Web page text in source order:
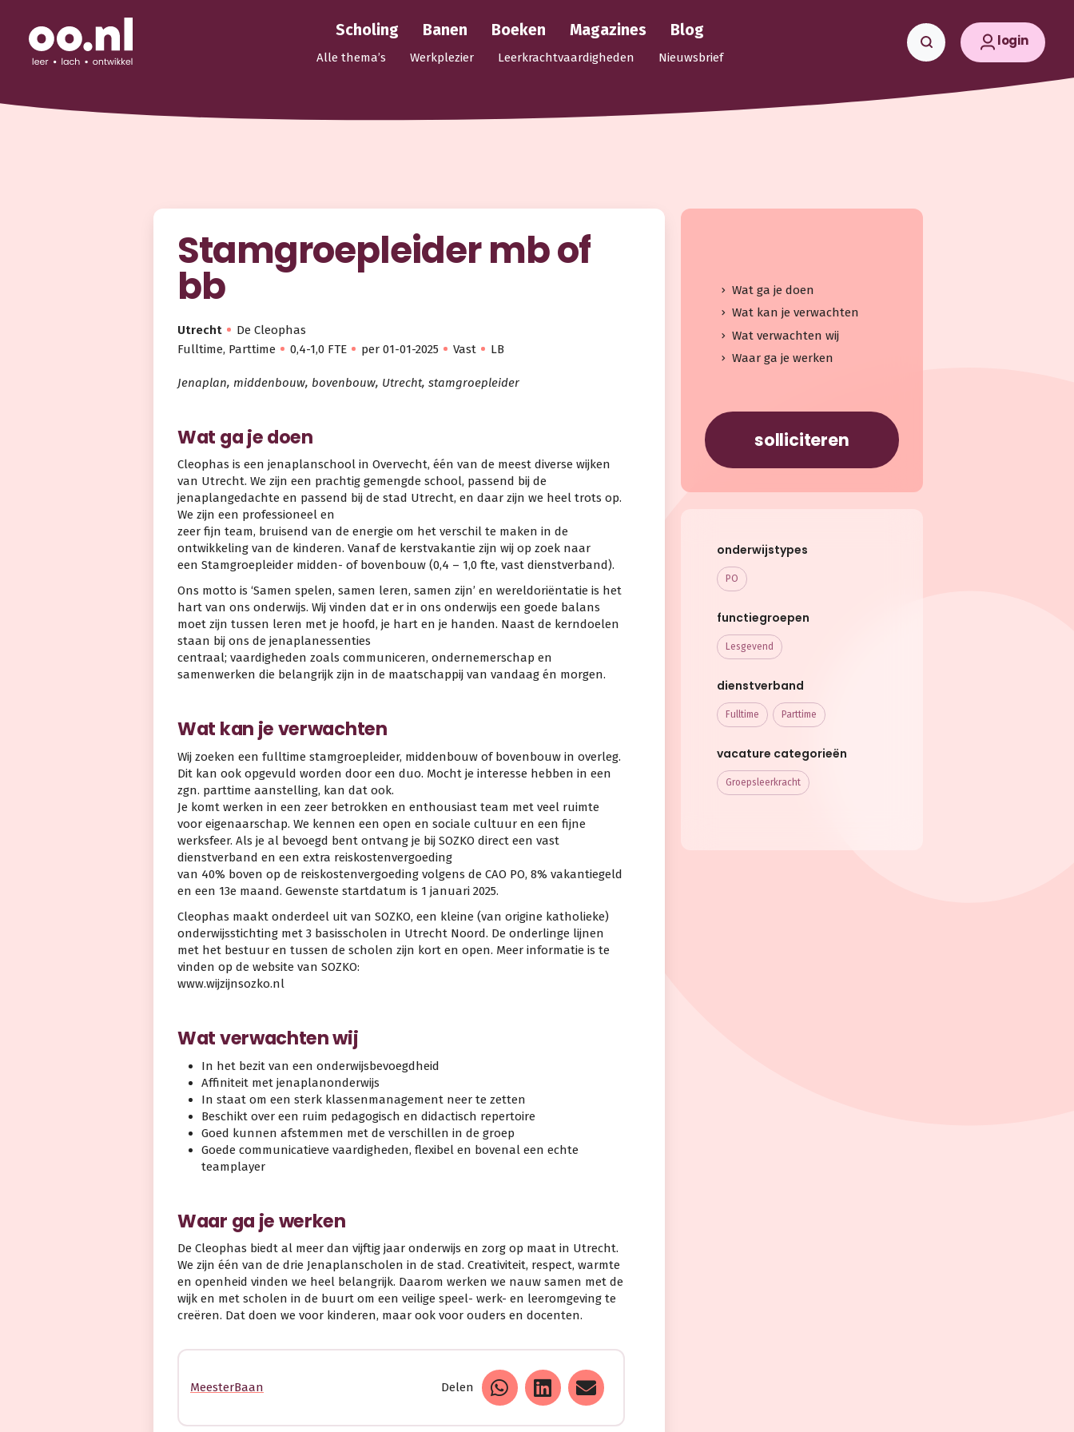
Scholing Banen Boeken Magazines Blog
Alle thema’s Werkplezier Leerkrachtvaardigheden Nieuwsbrief
login
Stamgroepleider mb of
bb
Utrecht
De Cleophas
Fulltime, Parttime
0,4-1,0 FTE per 01-01-2025 Vast LB
Jenaplan, middenbouw, bovenbouw, Utrecht, stamgroepleider
Wat ga je doen
Cleophas is een jenaplanschool in Overvecht, één van de meest diverse wijken
van Utrecht. We zijn een prachtig gemengde school, passend bij de
jenaplangedachte en passend bij de stad Utrecht, en daar zijn we heel trots op.
We zijn een professioneel en
zeer fijn team, bruisend van de energie om het verschil te maken in de
ontwikkeling van de kinderen. Vanaf de kerstvakantie zijn wij op zoek naar
een Stamgroepleider midden- of bovenbouw (0,4 – 1,0 fte, vast dienstverband).
Ons motto is ‘Samen spelen, samen leren, samen zijn’ en wereldoriëntatie is het
hart van ons onderwijs. Wij vinden dat er in ons onderwijs een goede balans
moet zijn tussen leren met je hoofd, je hart en je handen. Naast de kerndoelen
staan bij ons de jenaplanessenties
centraal; vaardigheden zoals communiceren, ondernemerschap en
samenwerken die belangrijk zijn in de maatschappij van vandaag én morgen.
Wat kan je verwachten
Wij zoeken een fulltime stamgroepleider, middenbouw of bovenbouw in overleg.
Dit kan ook opgevuld worden door een duo. Mocht je interesse hebben in een
zgn. parttime aanstelling, kan dat ook.
Je komt werken in een zeer betrokken en enthousiast team met veel ruimte
voor eigenaarschap. We kennen een open en sociale cultuur en een fijne
werksfeer. Als je al bevoegd bent ontvang je bij SOZKO direct een vast
dienstverband en een extra reiskostenvergoeding
van 40% boven op de reiskostenvergoeding volgens de CAO PO, 8% vakantiegeld
en een 13e maand. Gewenste startdatum is 1 januari 2025.
Cleophas maakt onderdeel uit van SOZKO, een kleine (van origine katholieke)
onderwijsstichting met 3 basisscholen in Utrecht Noord. De onderlinge lijnen
met het bestuur en tussen de scholen zijn kort en open. Meer informatie is te
vinden op de website van SOZKO:
www.wijzijnsozko.nl
Wat verwachten wij
In het bezit van een onderwijsbevoegdheid
Affiniteit met jenaplanonderwijs
In staat om een sterk klassenmanagement neer te zetten
Beschikt over een ruim pedagogisch en didactisch repertoire
Goed kunnen afstemmen met de verschillen in de groep
Goede communicatieve vaardigheden, flexibel en bovenal een echte
teamplayer
Waar ga je werken
De Cleophas biedt al meer dan vijftig jaar onderwijs en zorg op maat in Utrecht.
We zijn één van de drie Jenaplanscholen in de stad. Creativiteit, respect, warmte
en openheid vinden we heel belangrijk. Daarom werken we nauw samen met de
wijk en met scholen in de buurt om een veilige speel- werk- en leeromgeving te
creëren. Dat doen we voor kinderen, maar ook voor ouders en docenten.
MeesterBaan Delen
Wat ga je doen
Wat kan je verwachten
Wat verwachten wij
Waar ga je werken
solliciteren
onderwijstypes
PO
functiegroepen
Lesgevend
dienstverband
Fulltime Parttime
vacature categorieën
Groepsleerkracht